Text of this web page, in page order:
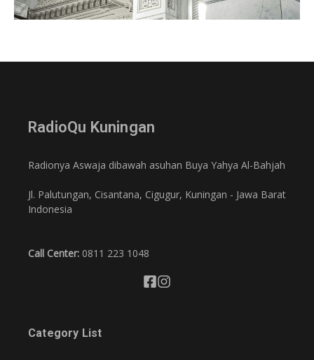
RadioQu Kuningan
Radionya Aswaja dibawah asuhan Buya Yahya Al-Bahjah
Jl. Palutungan, Cisantana, Cigugur, Kuningan - Jawa Barat
Indonesia
Call Center: 0811 223 1048
Category List